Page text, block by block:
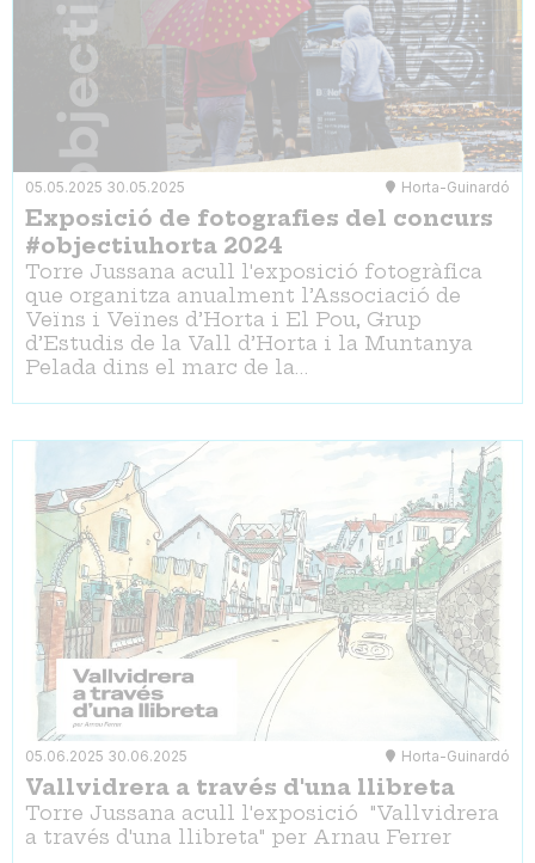
05.05.2025 30.05.2025 Horta-Guinardó
Exposició de fotografies del concurs
#objectiuhorta 2024
Torre Jussana acull l'exposició fotogràfica
que organitza anualment l’Associació de
Veïns i Veïnes d’Horta i El Pou, Grup
d’Estudis de la Vall d’Horta i la Muntanya
Pelada dins el marc de la…
05.06.2025 30.06.2025 Horta-Guinardó
Vallvidrera a través d'una llibreta
Torre Jussana acull l'exposició "Vallvidrera
a través d'una llibreta" per Arnau Ferrer